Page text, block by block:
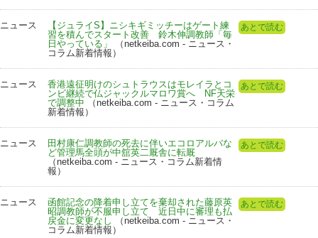
ニュース
【ジュライS】ニシキギミッチーはゲート練
習を積んでスタート改善 鈴木伸調教師「毎
日やっている」
（netkeiba.com - ニュース・
コラム新着情報）
あとで読む
ニュース
香港遠征明けのシュトラウスはモレイラとコ
ンビ継続で仏ジャックルマロワ賞へ NF天栄
で調整中 （netkeiba.com - ニュース・コラム
新着情報）
あとで読む
ニュース
田村康仁調教師の死去に伴いエコロアルバな
ど管理馬全頭が中舘英二厩舎に転厩
（netkeiba.com - ニュース・コラム新着情
報）
あとで読む
ニュース
函館記念の降着申し立てを棄却された藤原英
昭調教師が不服申し立て 近日中に審理も払
戻金に変更なし
（netkeiba.com - ニュース・
コラム新着情報）
あとで読む